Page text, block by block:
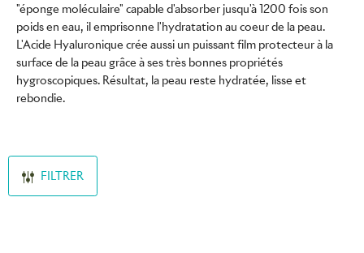
"éponge moléculaire" capable d'absorber jusqu'à 1200 fois son
poids en eau, il emprisonne l'hydratation au coeur de la peau.
L'Acide Hyaluronique crée aussi un puissant film protecteur à la
surface de la peau grâce à ses très bonnes propriétés
hygroscopiques. Résultat, la peau reste hydratée, lisse et
rebondie.
FILTRER